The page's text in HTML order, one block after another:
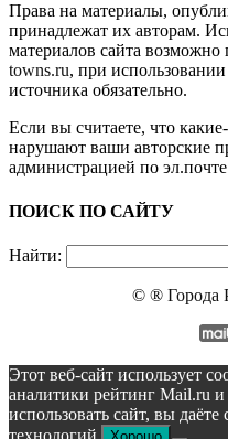
Права на материалы,
принадлежат их авторам.
материалов сайта
towns.ru, при
источника обязательно.
Если вы считаете, что
нарушают ваши авторские
администрацией по эл.почте
ПОИСК ПО САЙТУ
Найти:
© ® Города
Этот веб-сайт использует
аналитики рейтинг Mail.ru
использовать сайт, вы
технологий.